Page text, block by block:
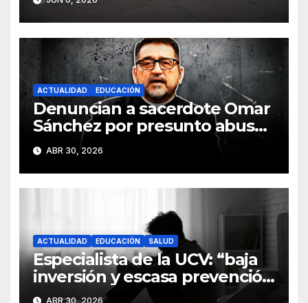
Italia
ACTUALIDAD EDUCACIÓN
Denuncian a sacerdote Omar
Sánchez por presunto abuso
sexual contra joven
ABR 30, 2026
ACTUALIDAD EDUCACIÓN SALUD
Especialista de la UCV: “baja
inversión y escasa prevención
agravan salud mental en La
ABR 30, 2026